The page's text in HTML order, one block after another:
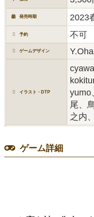
発売時期 2023
予約 不可
ゲームデザイン
イラスト・DTP
yumo
尾、
之内
ゲーム詳細